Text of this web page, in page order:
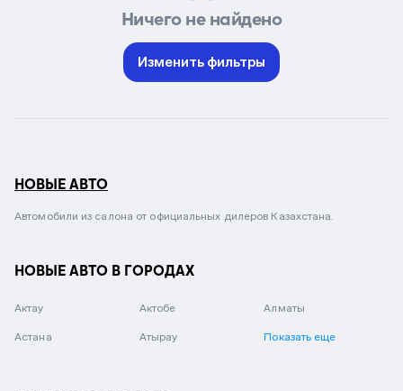
Ничего не найдено
Изменить фильтры
НОВЫЕ АВТО
Автомобили из салона от официальных дилеров Казахстана.
НОВЫЕ АВТО В ГОРОДАХ
Актау Актобе Алматы
Астана Атырау Показать еще